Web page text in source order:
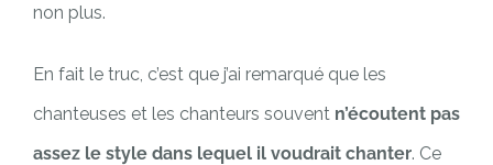
non plus.
En fait le truc, c’est que j’ai remarqué que les
chanteuses et les chanteurs souvent n’écoutent pas
assez le style dans lequel il voudrait chanter. Ce